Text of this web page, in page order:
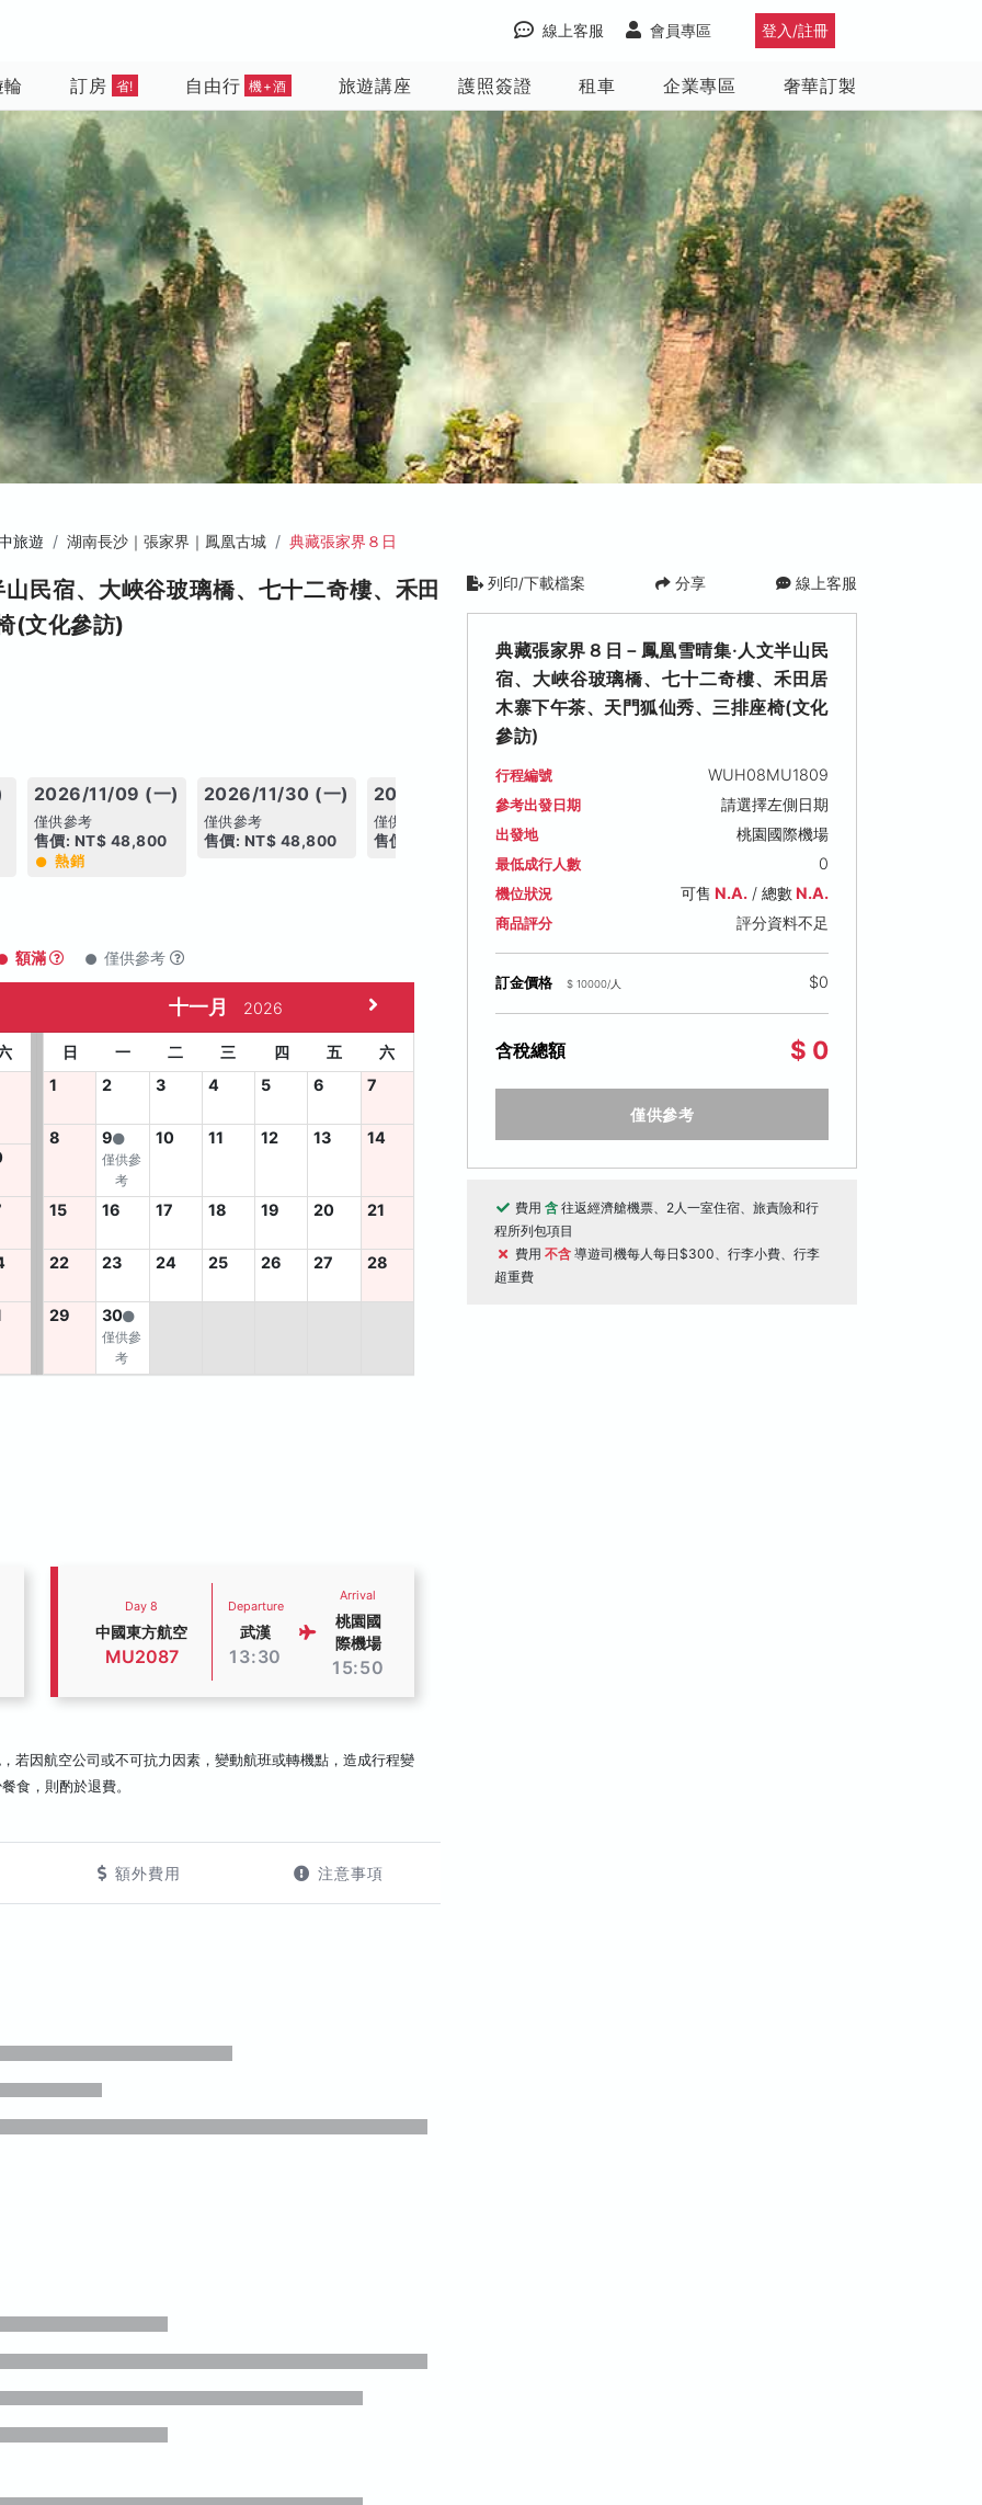
登入/註冊
會員專區
線上客服
訂房 省! 自由行 機+酒 旅遊講座 護照簽證 租車 企業專區 奢華訂製
旅遊 湖南長沙｜張家界｜鳳凰古城 典藏張家界８日
民宿、大峽谷玻璃橋、七十二奇樓、禾田
(文化參訪)
2026/11/09 (一)
僅供參考
售價: NT$ 48,800
熱銷
2026/11/30 (一)
僅供參考
售價: NT$ 48,800
2026/12/14 (一)
僅供參考
售價: NT$ 48,800
2026/12/28 (一)
額滿 僅供參考
十一月 2026
日 一 二 三 四 五
六
1
2 3 4 5 6 7
8 9
僅供參
考
10 11 12 13 14
15 16 17 18 19 20 21
22 23 24 25 26 27 28
29 30
僅供參
考
Day 8
中國東方航空
MU2087
Departure
武漢
13:30
Arrival
桃園國
際機場
15:50
若因航空公司或不可抗力因素，變動航班或轉機點，造成行程變
食，則酌於退費。
額外費用 注意事項
列印/下載檔案 分享 線上客服
典藏張家界８日－鳳凰雪晴集·人文半山民
宿、大峽谷玻璃橋、七十二奇樓、禾田居
木寨下午茶、天門狐仙秀、三排座椅(文化
參訪)
行程編號 WUH08MU1809
參考出發日期 請選擇左側日期
出發地 桃園國際機場
最低成行人數 0
機位狀況 可售 N.A./ 總數N.A.
商品評分 評分資料不足
訂金價格 $ 10000/人 $0
含稅總額 $ 0
僅供參考
費用 含 往返經濟艙機票、2人一室住宿、旅責險和行
程所列包項目
費用 不含 導遊司機每人每日$300、行李小費、行李
超重費